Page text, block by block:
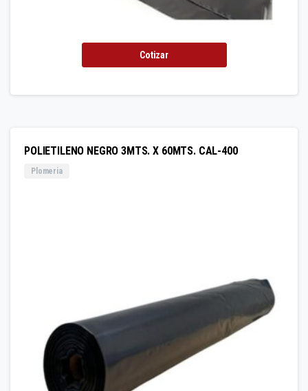
Cotizar
POLIETILENO NEGRO 3MTS. X 60MTS. CAL-400
Plomeria